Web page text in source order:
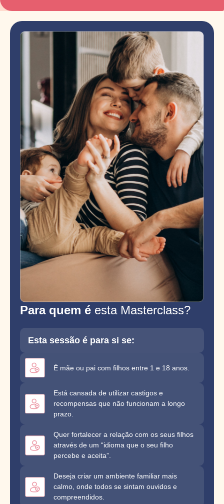
Para quem é esta Masterclass?
Esta sessão é para si se:
É mãe ou pai com filhos entre 1 e 18 anos.
Está cansada de utilizar castigos e
recompensas que não funcionam a longo
prazo.
Quer fortalecer a relação com os seus filhos
através de um “idioma que o seu filho
percebe e aceita”.
Deseja criar um ambiente familiar mais
calmo, onde todos se sintam ouvidos e
compreendidos.